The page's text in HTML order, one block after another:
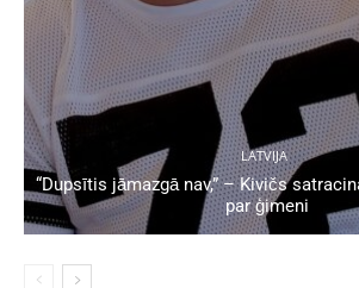
LATVIJA
“Dupsītis jāmazgā nav,” – Kivičs
par ģimeni